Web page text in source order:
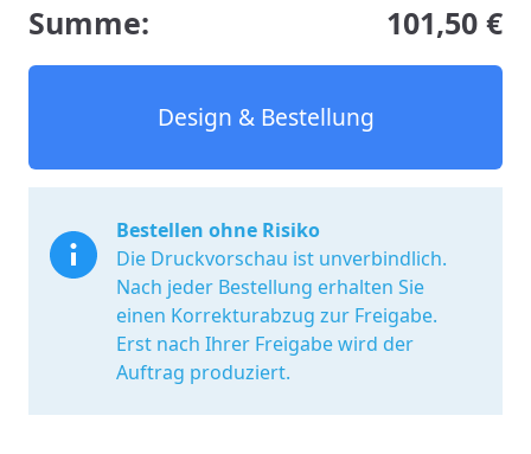
Summe: 101,50 €
Design & Bestellung
Bestellen ohne Risiko
Die Druckvorschau ist unverbindlich.
Nach jeder Bestellung erhalten Sie
einen Korrekturabzug zur Freigabe.
Erst nach Ihrer Freigabe wird der
Auftrag produziert.